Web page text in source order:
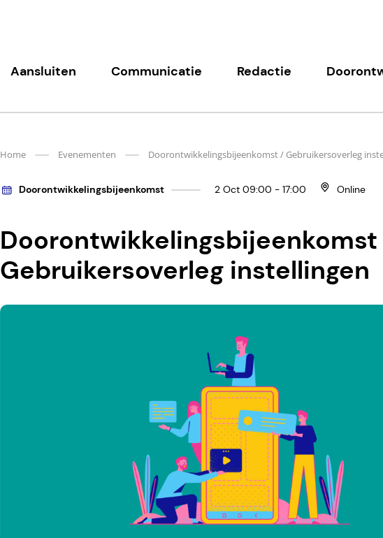
Aansluiten Communicatie Redactie
Home Evenementen Doorontwikkelingsbijeenkomst / Gebruikersoverleg
Gebruikersoverleg instellingen
Doorontwikkelingsbijeenkomst 2 Oct 09:00 - 17:00 Online